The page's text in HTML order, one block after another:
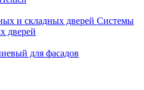
Системы
дверей
для фасадов